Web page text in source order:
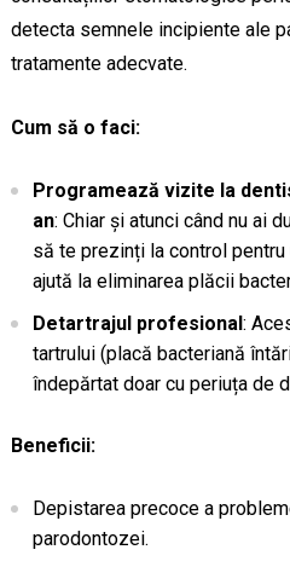
detecta semnele incipiente ale
tratamente adecvate.
Cum să o faci:
Programează vizite la
an: Chiar și atunci când nu ai
să te prezinți la control
ajută la eliminarea plăcii
Detartrajul profesional :
tartrului (placă bacteriană
îndepărtat doar cu periuța de
Beneficii:
Depistarea precoce a
parodontozei.